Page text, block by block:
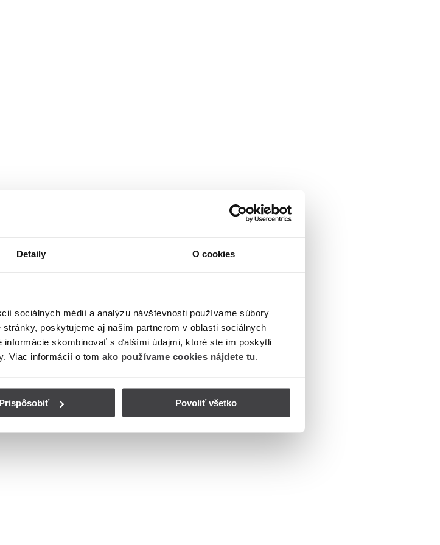
Detaily O cookies
sociálnych médií a analýzu návštevnosti používame súbory
poskytujeme aj našim partnerom v oblasti sociálnych
skombinovať s ďalšími údajmi, ktoré ste im poskytli
Viac informácií o tom ako používame cookies nájdete tu.
Prispôsobiť Povoliť všetko